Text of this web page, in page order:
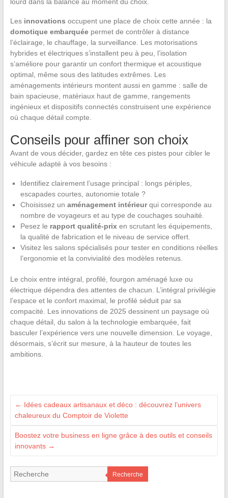
Les innovations occupent une place de choix cette année : la
domotique embarquéepermet de contrôler à distance
l’éclairage, le chauffage, la surveillance. Les motorisations
hybrides et électriques s’installent peu à peu, l’isolation
s’améliore pour garantir un confort thermique et acoustique
optimal, même sous des latitudes extrêmes. Les
aménagements intérieurs montent aussi en gamme : salle de
bain spacieuse, matériaux haut de gamme, rangements
ingénieux et dispositifs connectés construisent une expérience
où chaque détail compte.
Conseils pour affiner son choix
Avant de vous décider, gardez en tête ces pistes pour cibler le
véhicule adapté à vos besoins :
Identifiez clairement l’usage principal : longs périples,
escapades courtes, autonomie totale ?
Choisissez un aménagement intérieurqui corresponde au
nombre de voyageurs et au type de couchages souhaité.
Pesez le rapport qualité-prixen scrutant les équipements,
la qualité de fabrication et le niveau de service offert.
Visitez les salons spécialisés pour tester en conditions réelles
l’ergonomie et la convivialité des modèles retenus.
Le choix entre intégral, profilé, fourgon aménagé luxe ou
électrique dépendra des attentes de chacun. L’intégral privilégie
l’espace et le confort maximal, le profilé séduit par sa
compacité. Les innovations de 2025 dessinent un paysage où
chaque détail, du salon à la technologie embarquée, fait
basculer l’expérience vers une nouvelle dimension. Le voyage,
désormais, s’écrit sur mesure, à la hauteur de toutes les
ambitions.
← Idées cadeaux artisanaux et déco : découvrez l’univers
chaleureux du Comptoir de Violette
Boostez votre business en ligne grâce à des outils et conseils
innovants →
Recherche